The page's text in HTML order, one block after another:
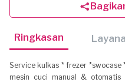
Ringkasan
Service kulkas * frezer
mesin cuci manual &